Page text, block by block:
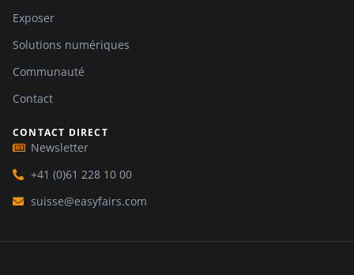
Exposer
Solutions numériques
Communauté
Contact
CONTACT DIRECT
Newsletter
+41 (0)61 228 10 00
suisse@easyfairs.com